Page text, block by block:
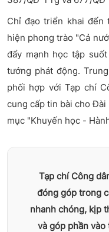
Chỉ đạo triển khai đến
hiện phong trào "Cả
đẩy mạnh học tập
tướng phát động.
phối hợp với Tạp chí
cung cấp tin bài cho
mục "Khuyến học -
Tạp chí Công
đóng góp trong
nhanh chóng, kịp
và góp phần